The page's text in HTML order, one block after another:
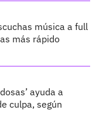
música a full
más rápido
ayuda a
culpa, según